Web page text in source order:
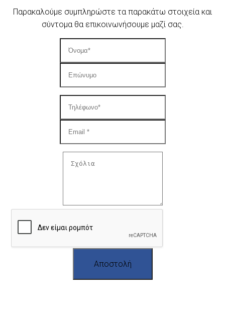
Παρακαλούμε συμπληρώστε τα παρακάτω στοιχεία και
σύντομα θα επικοινωνήσουμε μαζί σας.
Αποστολή